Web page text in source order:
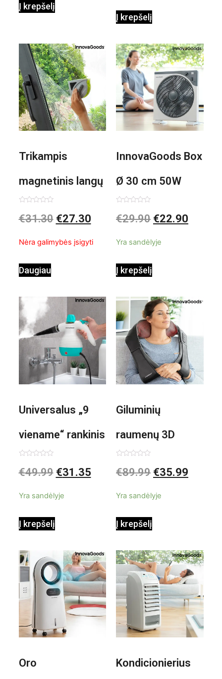
Į krepšelį
Į krepšelį
Trikampis
magnetinis langų
valiklis Klinmag
0
iš
€31.30 €27.30
Nėra galimybės įsigyti
Daugiau
InnovaGoods Box
Ø 30 cm 50W
Baltai pilkas
0
iš
€29.90 €22.90
Yra sandėlyje
Į krepšelį
Universalus „9
viename“ rankinis
garintuvas su
0,35 L 3 Bar
1000W
0
iš
€49.99 €31.35
Yra sandėlyje
Į krepšelį
Giluminių
raumenų 3D
elektrinis
Shiatsu
0
iš
€89.99 €35.99
Yra sandėlyje
Į krepšelį
Oro
Kondicionierius